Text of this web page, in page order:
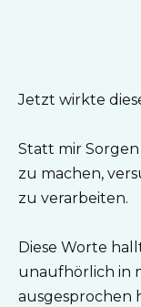
Jetzt wirkte
Statt mir
zu machen,
zu verarbeiten.
Diese Worte
unaufhörlich in
ausgesprochen